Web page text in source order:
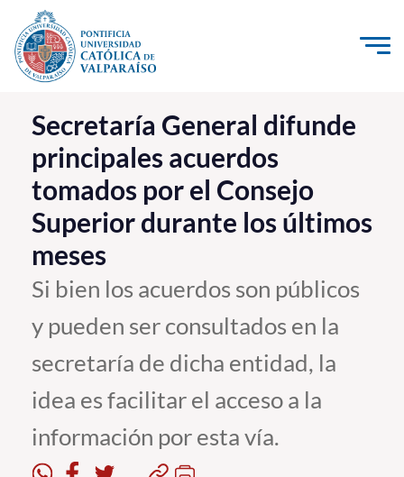
Click acá para ir directamente al contenido
La Universidad
Investigación, Creación e Innovación
PUCV Internacional
Vinculación con el Medio
Admisión
Pregrado
Postgrado
Formación Continua
Secretaría General difunde
principales acuerdos
tomados por el Consejo
Superior durante los últimos
meses
Si bien los acuerdos son públicos
y pueden ser consultados en la
secretaría de dicha entidad, la
idea es facilitar el acceso a la
información por esta vía.